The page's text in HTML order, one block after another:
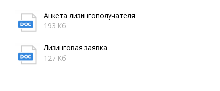
Анкета лизингополучателя
193 Кб
Лизинговая заявка
127 Кб